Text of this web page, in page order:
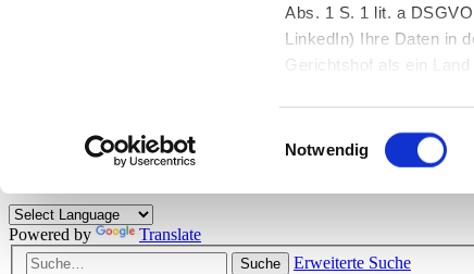
Abs. 1 S. 1 lit. a
LinkedIn) Ihre Daten in
Gerichtshof als ein
Einwilligungsauswahl
Notwendig
Herzlich willkommen!
Kunden viele nützliche Hilfestellungen und interessante Tipps
Powered by Translate
Suche Erweiterte Suche